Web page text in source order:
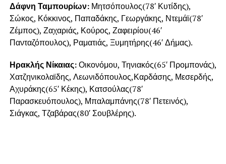
Δάφνη Ταμπουρίων:Μητσόπουλος(78′ Κυτίδης),
Σώκος, Κόκκινος, Παπαδάκης, Γεωργάκης, Ντεμάϊ(78′
Ζέμπος), Ζαχαριάς, Κούρος, Ζαφειρίου(46′
Πανταζόπουλος), Ραματιάς, Ξυμητήρης(46′ Δήμας).
Ηρακλής Νίκαιας:Οικονόμου, Τηνιακός(65′ Προμπονάς),
Χατζηνικολαϊδης, Λεωνιδόπουλος,Καρδάσης, Μεσερδής,
Αχυράκης(65′ Κέκης), Κατσούλας(78′
Παρασκευόπουλος), Μπαλαμπάνης(78′ Πετεινός),
Σιάγκας, Τζαβάρας(80′ Σουβλέρης).